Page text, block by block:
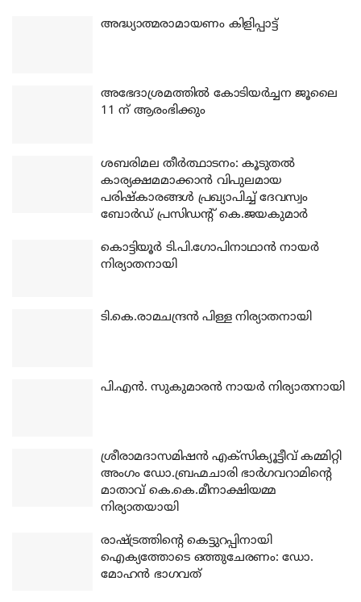
അദ്ധ്യാത്മരാമായണം കിളിപ്പാട്ട്
അഭേദാശ്രമത്തില്‍ കോടിയര്‍ച്ചന ജൂലൈ
11 ന് ആരംഭിക്കും
ശബരിമല തീര്‍ത്ഥാടനം: കൂടുതല്‍
കാര്യക്ഷമമാക്കാന്‍ വിപുലമായ
പരിഷ്‌കാരങ്ങള്‍ പ്രഖ്യാപിച്ച് ദേവസ്വം
ബോര്‍ഡ് പ്രസിഡന്റ് കെ.ജയകുമാര്‍
കൊട്ടിയൂര്‍ ടി.പി.ഗോപിനാഥാന്‍ നായര്‍
നിര്യാതനായി
ടി.കെ.രാമചന്ദ്രന്‍ പിള്ള നിര്യാതനായി
പി.എന്‍. സുകുമാരന്‍ നായര്‍ നിര്യാതനായി
ശ്രീരാമദാസമിഷന്‍ എക്‌സിക്യൂട്ടീവ് കമ്മിറ്റി
അംഗം ഡോ.ബ്രഹ്മചാരി ഭാര്‍ഗവറാമിന്റെ
മാതാവ് കെ.കെ.മീനാക്ഷിയമ്മ
നിര്യാതയായി
രാഷ്ട്രത്തിന്റെ കെട്ടുറപ്പിനായി
ഐക്യത്തോടെ ഒത്തുചേരണം: ഡോ.
മോഹന്‍ ഭാഗവത്